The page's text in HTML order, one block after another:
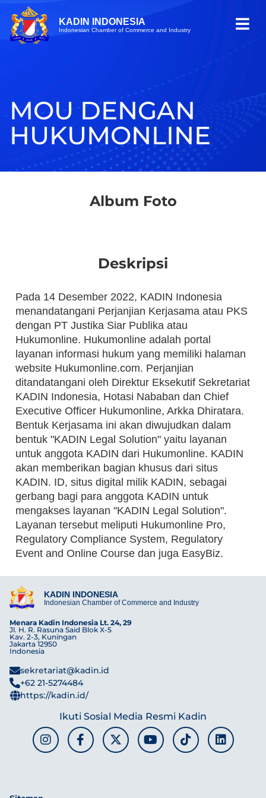
KADIN INDONESIA
Indonesian Chamber of Commerce and Industry
MOU DENGAN
HUKUMONLINE
Album Foto
Deskripsi
Pada 14 Desember 2022, KADIN Indonesia
menandatangani Perjanjian Kerjasama atau PKS
dengan PT Justika Siar Publika atau
Hukumonline. Hukumonline adalah portal
layanan informasi hukum yang memiliki halaman
website Hukumonline.com. Perjanjian
ditandatangani oleh Direktur Eksekutif Sekretariat
KADIN Indonesia, Hotasi Nababan dan Chief
Executive Officer Hukumonline, Arkka Dhiratara.
Bentuk Kerjasama ini akan diwujudkan dalam
bentuk "KADIN Legal Solution" yaitu layanan
untuk anggota KADIN dari Hukumonline. KADIN
akan memberikan bagian khusus dari situs
KADIN. ID, situs digital milik KADIN, sebagai
gerbang bagi para anggota KADIN untuk
mengakses layanan "KADIN Legal Solution".
Layanan tersebut meliputi Hukumonline Pro,
Regulatory Compliance System, Regulatory
Event and Online Course dan juga EasyBiz.
KADIN INDONESIA
Indonesian Chamber of Commerce and Industry
Menara Kadin Indonesia Lt. 24, 29
Jl. H. R. Rasuna Said Blok X-5
Kav. 2-3, Kuningan
Jakarta 12950
Indonesia
sekretariat@kadin.id
+62 21-5274484
https://kadin.id/
Ikuti Sosial Media Resmi Kadin